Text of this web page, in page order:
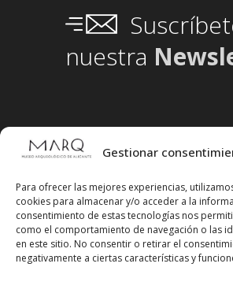
Gestionar
Para ofrecer las mejores experiencias,
cookies para almacenar y/o acceder a la
consentimiento de estas tecnologías nos
como el comportamiento de navegación o las
en este sitio. No consentir o retirar el
negativamente a ciertas características y
nuestra